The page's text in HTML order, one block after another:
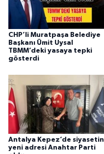
CHP’li Muratpaşa Belediye
Başkanı Ümit Uysal
TBMM’deki yasaya tepki
gösterdi
Antalya Kepez’de siyasetin
yeni adresi Anahtar Parti